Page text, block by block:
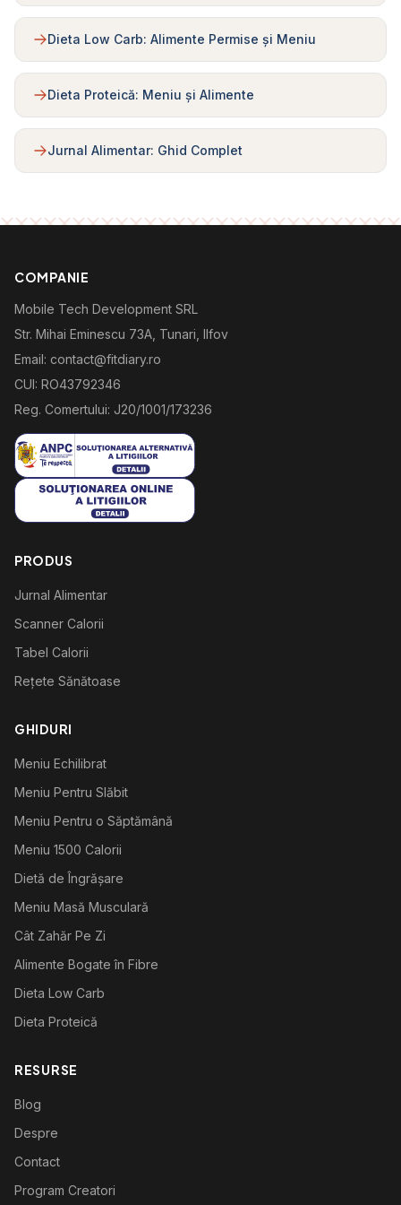
Dieta Low Carb: Alimente Permise și Meniu
Dieta Proteică: Meniu și Alimente
Jurnal Alimentar: Ghid Complet
COMPANIE
Mobile Tech Development SRL
Str. Mihai Eminescu 73A, Tunari, Ilfov
Email: contact@fitdiary.ro
CUI: RO43792346
Reg. Comertului: J20/1001/173236
PRODUS
Jurnal Alimentar
Scanner Calorii
Tabel Calorii
Rețete Sănătoase
GHIDURI
Meniu Echilibrat
Meniu Pentru Slăbit
Meniu Pentru o Săptămână
Meniu 1500 Calorii
Dietă de Îngrășare
Meniu Masă Musculară
Cât Zahăr Pe Zi
Alimente Bogate în Fibre
Dieta Low Carb
Dieta Proteică
RESURSE
Blog
Despre
Contact
Program Creatori